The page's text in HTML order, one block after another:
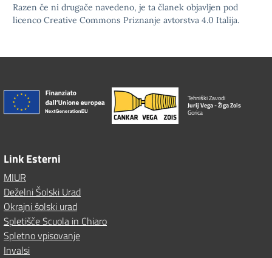
Razen če ni drugače navedeno, je ta članek objavljen pod
licenco Creative Commons Priznanje avtorstva 4.0 Italija.
Tehniški Zavodi
Jurij Vega - Žiga Zois
Gorica
Link Esterni
MIUR
Deželni Šolski Urad
Okrajni šolski urad
Spletišče Scuola in Chiaro
Spletno vpisovanje
Invalsi